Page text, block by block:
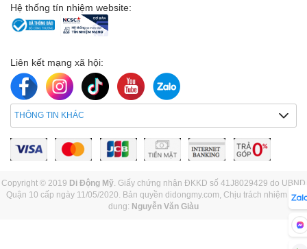
Hệ thống tín nhiệm website:
Liên kết mạng xã hội:
THÔNG TIN KHÁC
Copyright © 2019 Di Động Mỹ . Giấy chứng nhận ĐKKD số 41J8029429 do UBND
Quận 10 cấp ngày 11/05/2020. Bản quyền didongmy.com, Chịu trách nhiệm nội
dung: Nguyễn Văn Giàu